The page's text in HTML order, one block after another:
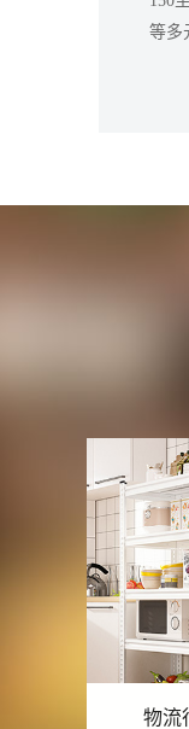
等多
物流